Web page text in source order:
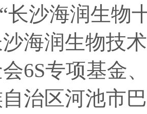
长沙海润生物
海润生物技
6S专项基金
治区河池市